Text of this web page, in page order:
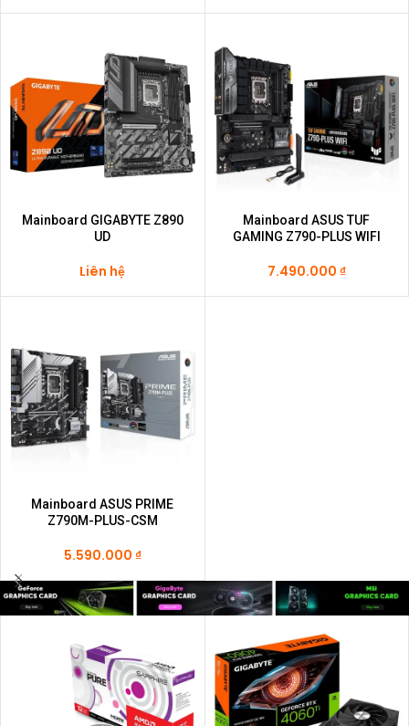
Mainboard GIGABYTE Z890
UD
Liên hệ
Mainboard ASUS TUF
GAMING Z790-PLUS WIFI
7.490.000 ₫
Mainboard ASUS PRIME
Z790M-PLUS-CSM
5.590.000 ₫